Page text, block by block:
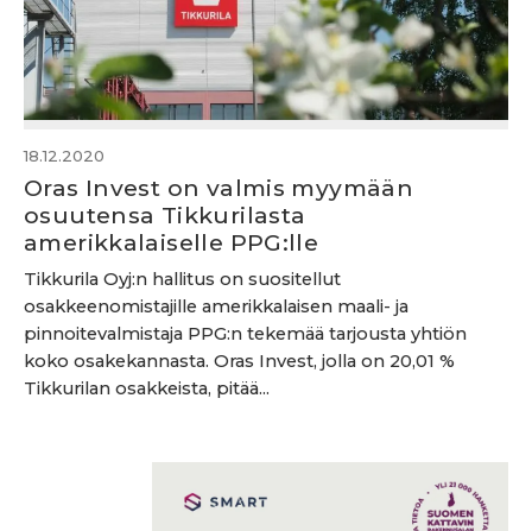
18.12.2020
Oras Invest on valmis myymään
osuutensa Tikkurilasta
amerikkalaiselle PPG:lle
Tikkurila Oyj:n hallitus on suositellut
osakkeenomistajille amerikkalaisen maali- ja
pinnoitevalmistaja PPG:n tekemää tarjousta yhtiön
koko osakekannasta. Oras Invest, jolla on 20,01 %
Tikkurilan osakkeista, pitää...